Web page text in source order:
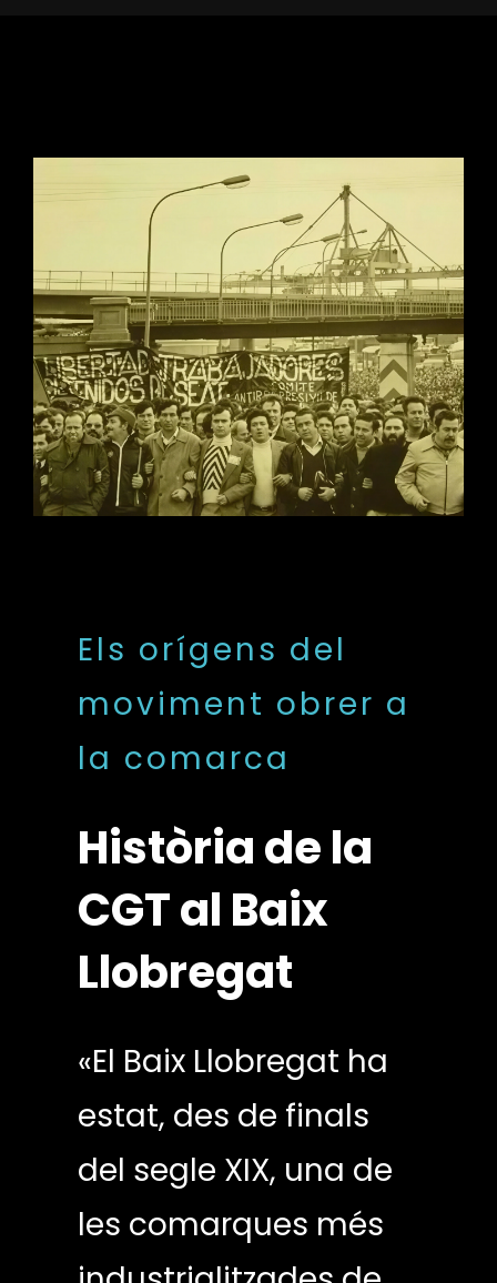
Els orígens del
moviment obrer a
la comarca
Història de la
CGT al Baix
Llobregat
«El Baix Llobregat ha
estat, des de finals
del segle XIX, una de
les comarques més